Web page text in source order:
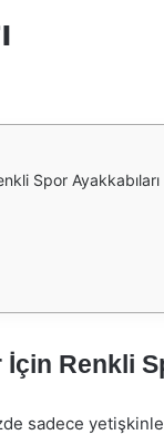
Spor Ayakkabıları
Renkli
sadece